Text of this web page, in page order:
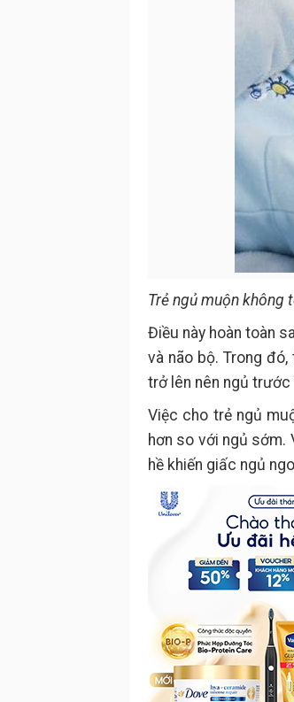
Trẻ ngủ muộn không
Điều này hoàn toàn
và não bộ. Trong
trở lên nên ngủ trước
Việc cho trẻ ngủ
hơn so với ngủ sớm.
hề khiến giấc ngủ